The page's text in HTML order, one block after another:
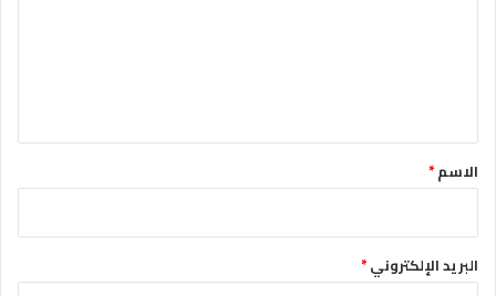
*الاسم*
البريد الإلكتروني*